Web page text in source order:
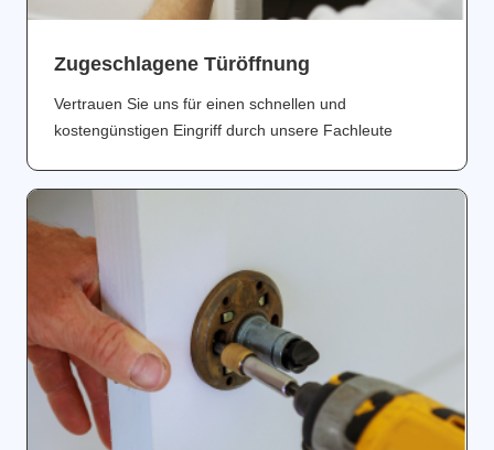
Zugeschlagene Türöffnung
Vertrauen Sie uns für einen schnellen und
kostengünstigen Eingriff durch unsere Fachleute